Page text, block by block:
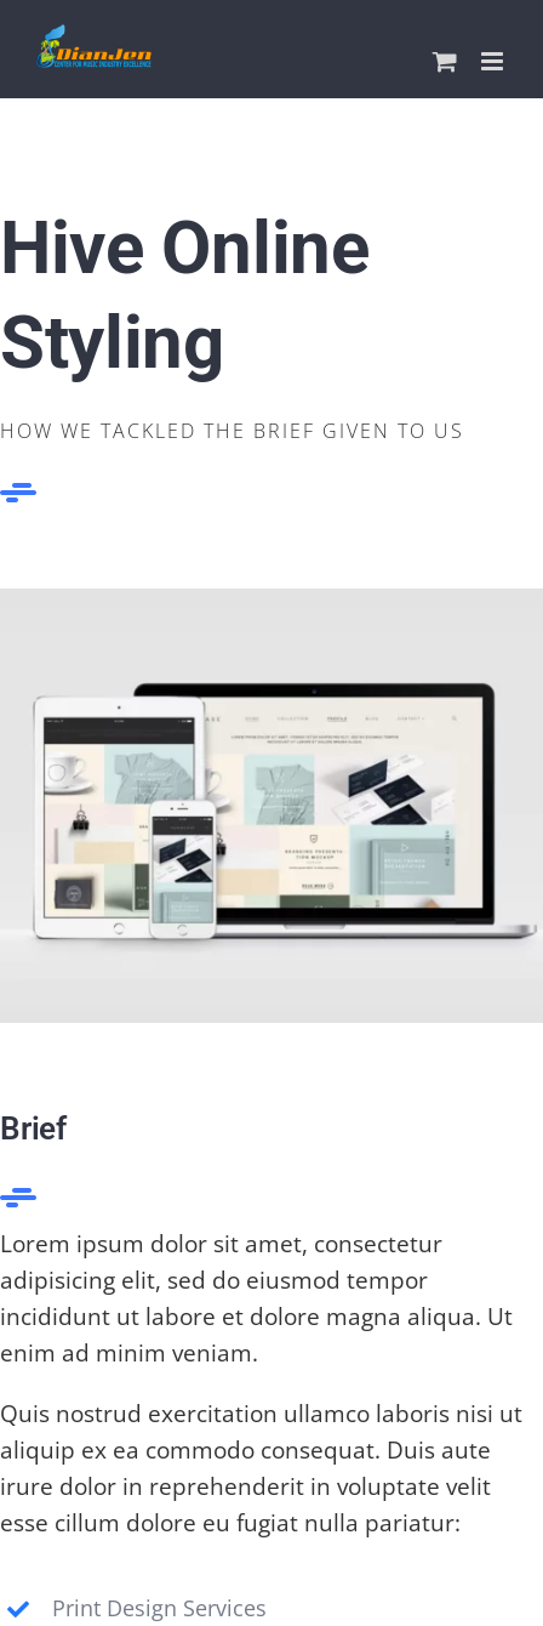
Hive Online
Styling
HOW WE TACKLED THE BRIEF GIVEN TO US
Brief
Lorem ipsum dolor sit amet, consectetur
adipisicing elit, sed do eiusmod tempor
incididunt ut labore et dolore magna aliqua. Ut
enim ad minim veniam.
Quis nostrud exercitation ullamco laboris nisi ut
aliquip ex ea commodo consequat. Duis aute
irure dolor in reprehenderit in voluptate velit
esse cillum dolore eu fugiat nulla pariatur:
Print Design Services